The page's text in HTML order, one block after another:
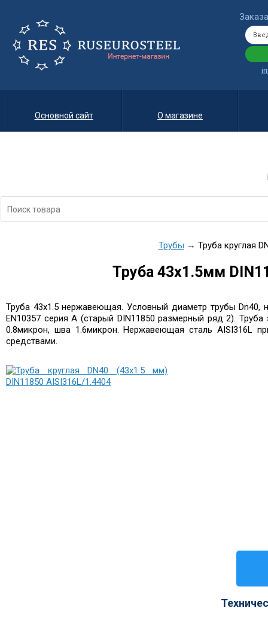
Основной сайт О магазине
Трубы → Труба круглая
Труба 43х1.5мм
Труба 43х1.5 нержавеющая. Условный диаметр трубы Dn40,
EN10357 серия A (старый DIN11850 размерный ряд 2).
0.8микрон, шва 1.6микрон. Нержавеющая сталь AISI316L
средствами.